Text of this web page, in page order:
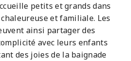
petits et grands dans
et familiale. Les
ainsi partager des
avec leurs enfants
des joies de la baignade